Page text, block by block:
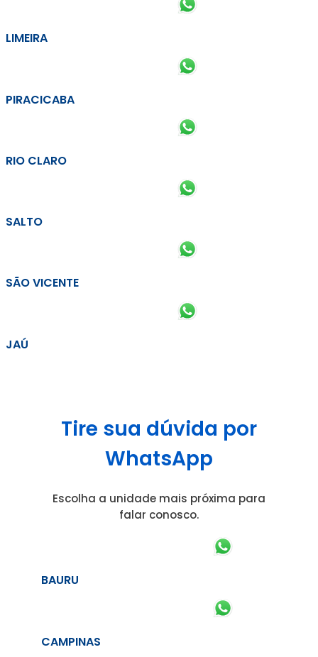
LIMEIRA
PIRACICABA
RIO CLARO
SALTO
SÃO VICENTE
JAÚ
Tire sua dúvida por
WhatsApp
Escolha a unidade mais próxima para
falar conosco.
BAURU
CAMPINAS